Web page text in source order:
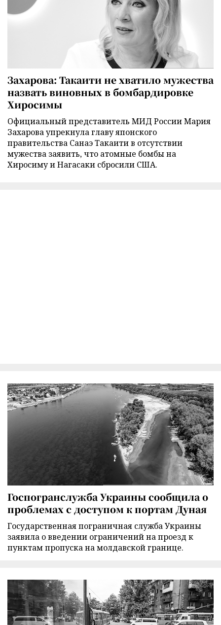
Захарова: Такаити не хватило мужества
назвать виновных в бомбардировке
Хиросимы
Официальный представитель МИД России Мария
Захарова упрекнула главу японского
правительства Санаэ Такаити в отсутствии
мужества заявить, что атомные бомбы на
Хиросиму и Нагасаки сбросили США.
Госпогранслужба Украины сообщила о
проблемах с доступом к портам Дуная
Государственная пограничная служба Украины
заявила о введении ограничений на проезд к
пунктам пропуска на молдавской границе.